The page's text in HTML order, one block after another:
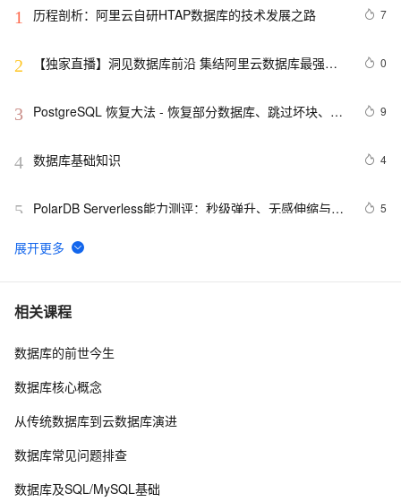
1 历程剖析：阿里云自研HTAP数据库的技术发展之路 7
2
【独家直播】洞见数据库前沿 集结阿里云数据库最强阵
0
3
PostgreSQL 恢复大法 - 恢复部分数据库、跳过坏块、修
9
4 数据库基础知识 4
5
PolarDB Serverless能力测评：秒级弹升、无感伸缩与强
5
6 SQLite数据库的备份
7 一篇文章带你搞懂非关系型数据库MongoDB
8 如何在 Oracle 中创建可插入数据库（PDB）？
10征文分享｜OceanBase 3.1.2 数据库性能测试探索
相关课程
数据库的前世今生
数据库核心概念
从传统数据库到云数据库演进
数据库常见问题排查
数据库及SQL/MySQL基础